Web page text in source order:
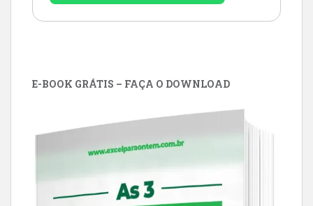
E-BOOK GRÁTIS – FAÇA O DOWNLOAD